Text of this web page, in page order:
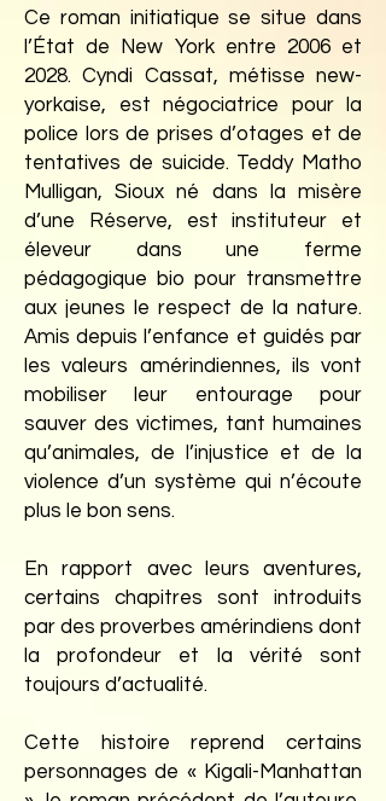
Ce roman initiatique se situe dans
l’État de New York entre 2006 et
2028. Cyndi Cassat, métisse new-
yorkaise, est négociatrice pour la
police lors de prises d’otages et de
tentatives de suicide. Teddy Matho
Mulligan, Sioux né dans la misère
d’une Réserve, est instituteur et
éleveur dans une ferme
pédagogique bio pour transmettre
aux jeunes le respect de la nature.
Amis depuis l’enfance et guidés par
les valeurs amérindiennes, ils vont
mobiliser leur entourage pour
sauver des victimes, tant humaines
qu’animales, de l’injustice et de la
violence d’un système qui n’écoute
plus le bon sens.
En rapport avec leurs aventures,
certains chapitres sont introduits
par des proverbes amérindiens dont
la profondeur et la vérité sont
toujours d’actualité.
Cette histoire reprend certains
personnages de « Kigali-Manhattan